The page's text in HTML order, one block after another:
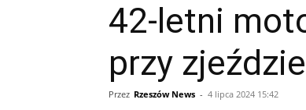
42-letni
przy
Przez Rzeszów News - 4 lipca 2024 15:42